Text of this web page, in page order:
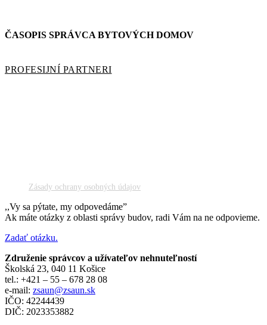
ČASOPIS SPRÁVCA BYTOVÝCH DOMOV
PROFESIJNÍ PARTNERI
Zásady ochrany osobných údajov
,,Vy sa pýtate, my odpovedáme”
Ak máte otázky z oblasti správy budov, radi Vám na ne odpovieme.
Zadať otázku.
Združenie správcov a užívateľov nehnuteľností
Školská 23, 040 11 Košice
tel.: +421 – 55 – 678 28 08
e-mail: zsaun@zsaun.sk
IČO: 42244439
DIČ: 2023353882